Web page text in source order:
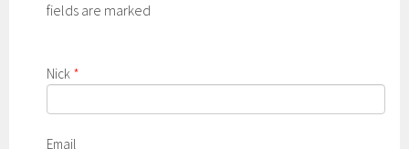
fields are marked
Nick *
Email